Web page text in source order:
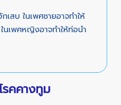
เสบ ในเพศชายอาจทำให้
นเพศหญิงอาจทำให้ท่อนำ
รคคางทูม